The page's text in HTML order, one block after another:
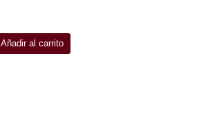
Añadir al carrito